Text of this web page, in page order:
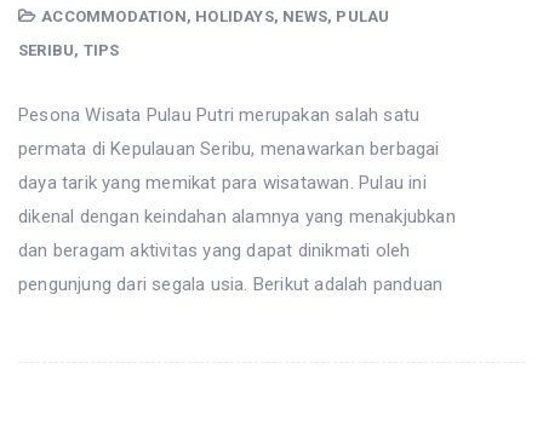
ACCOMMODATION, HOLIDAYS, NEWS, PULAU
SERIBU, TIPS
Pesona Wisata Pulau Putri merupakan salah satu
permata di Kepulauan Seribu, menawarkan berbagai
daya tarik yang memikat para wisatawan. Pulau ini
dikenal dengan keindahan alamnya yang menakjubkan
dan beragam aktivitas yang dapat dinikmati oleh
pengunjung dari segala usia. Berikut adalah panduan